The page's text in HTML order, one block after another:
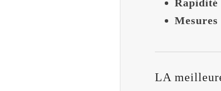
Rapidité
LA